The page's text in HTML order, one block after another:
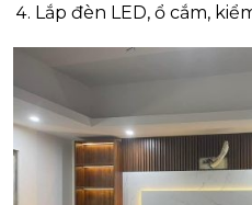
Lắp đèn LED, ổ cắm,